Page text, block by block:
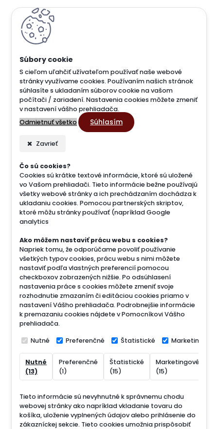
S cieľom uľahčiť užívateľom používať naše webové
stránky využívame cookies. Používaním našich stránok
súhlasíte s ukladaním súborov cookie na vašom
počítači / zariadení. Nastavenia cookies môžete zmeniť
v nastavení vášho prehliadača.
Odmietnuť všetko
Súhlasím
Zavrieť
Čo sú cookies?
Cookies sú krátke textové informácie, ktoré sú uložené
vo Vašom prehliadači. Tieto informácie bežne používajú
všetky webové stránky a ich prechádzaním dochádza k
ukladaniu cookies. Pomocou partnerských skriptov,
ktoré môžu stránky používať (napríklad Google
analytics
Ako môžem nastaviť prácu webu s cookies?
Napriek tomu, že odporúčame povoliť používanie
všetkých typov cookies, prácu webu s nimi môžete
nastaviť podľa vlastných preferencií pomocou
checkboxov zobrazených nižšie. Po odsúhlasení
nastavenia práce s cookies môžete zmeniť svoje
rozhodnutie zmazaním či editáciou cookies priamo v
nastavení Vášho prehliadača. Podrobnejšie informácie
k premazaniu cookies nájdete v Pomocníkovi Vášho
prehliadača.
Nutné Preferenčné Štatistické Marketingové
Nutné
(13)
Preferenčné
(1)
Štatistické
(15)
Marketingové
(15)
Tieto informácie sú nevyhnutné k správnemu chodu
webovej stránky ako napríklad vkladanie tovaru do
košíka, uloženie vyplnených údajov alebo prihlásenie do
zákazníckej sekcie. Tieto cookies umožnia prispôsobiť